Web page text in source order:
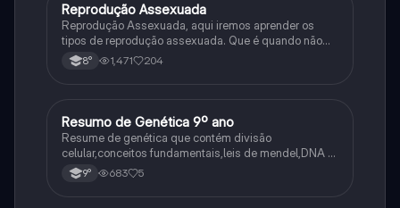
Ciência
Reprodução Assexuada
Reprodução Assexuada, aqui iremos aprender os
tipos de reprodução assexuada. Que é quando não
ocorre a fusão de gametas.
8° 1,471 204
Ciência
Resumo de Genética 9º ano
Resume de genética que contém divisão
celular,conceitos fundamentais,leis de mendel,DNA e
RNA9° 683 5